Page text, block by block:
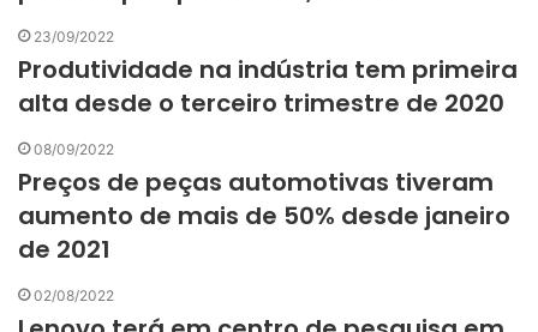
23/09/2022
Produtividade na indústria tem primeira
alta desde o terceiro trimestre de 2020
08/09/2022
Preços de peças automotivas tiveram
aumento de mais de 50% desde janeiro
de 2021
02/08/2022